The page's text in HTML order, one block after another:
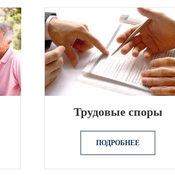
Трудовые споры
ПОДРОБНЕЕ